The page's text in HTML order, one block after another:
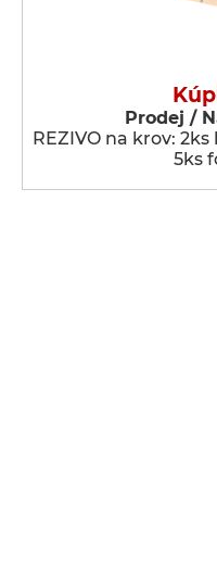
Prodej /
REZIVO na krov:
5ks